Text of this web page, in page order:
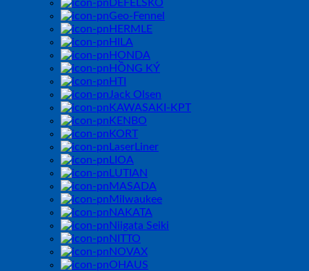
DEFELSKO
Geo-Fennel
HERMLE
HILA
HONDA
HỒNG KÝ
HTI
Jack Olsen
KAWASAKI-KPT
KENBO
KORT
LaserLiner
LIOA
LUTIAN
MASADA
Milwaukee
NAKATA
Niigata Seiki
NITTO
NOVAX
OHAUS